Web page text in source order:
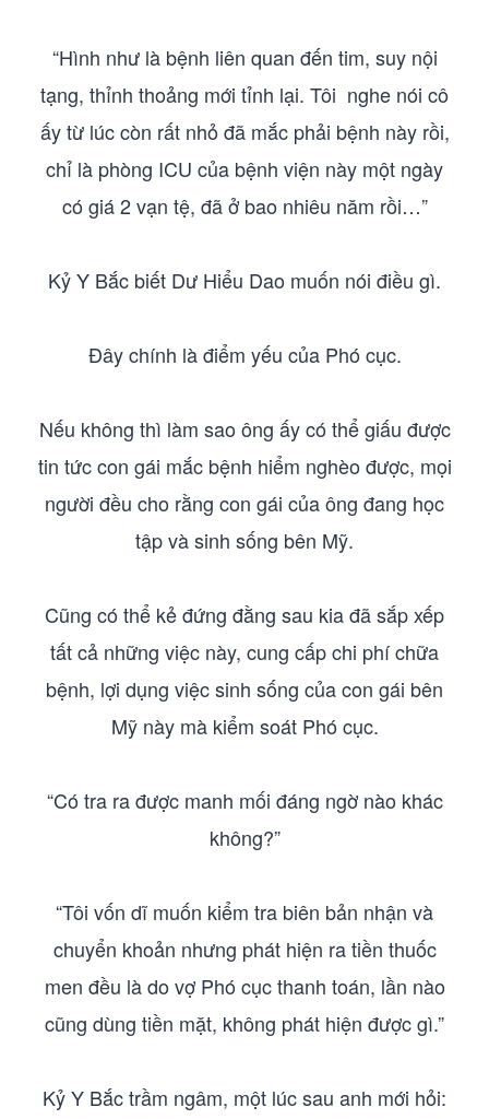
“Hình như là bệnh liên quan đến tim, suy nội
tạng, thỉnh thoảng mới tỉnh lại. Tôi nghe nói cô
ấy từ lúc còn rất nhỏ đã mắc phải bệnh này rồi,
chỉ là phòng ICU của bệnh viện này một ngày
có giá 2 vạn tệ, đã ở bao nhiêu năm rồi…”
Kỷ Y Bắc biết Dư Hiểu Dao muốn nói điều gì.
Đây chính là điểm yếu của Phó cục.
Nếu không thì làm sao ông ấy có thể giấu được
tin tức con gái mắc bệnh hiểm nghèo được, mọi
người đều cho rằng con gái của ông đang học
tập và sinh sống bên Mỹ.
Cũng có thể kẻ đứng đằng sau kia đã sắp xếp
tất cả những việc này, cung cấp chi phí chữa
bệnh, lợi dụng việc sinh sống của con gái bên
Mỹ này mà kiểm soát Phó cục.
“Có tra ra được manh mối đáng ngờ nào khác
không?”
“Tôi vốn dĩ muốn kiểm tra biên bản nhận và
chuyển khoản nhưng phát hiện ra tiền thuốc
men đều là do vợ Phó cục thanh toán, lần nào
cũng dùng tiền mặt, không phát hiện được gì.”
Kỷ Y Bắc trầm ngâm, một lúc sau anh mới hỏi: